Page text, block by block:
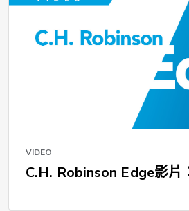
VIDEO
C.H. Robinson Edge影片